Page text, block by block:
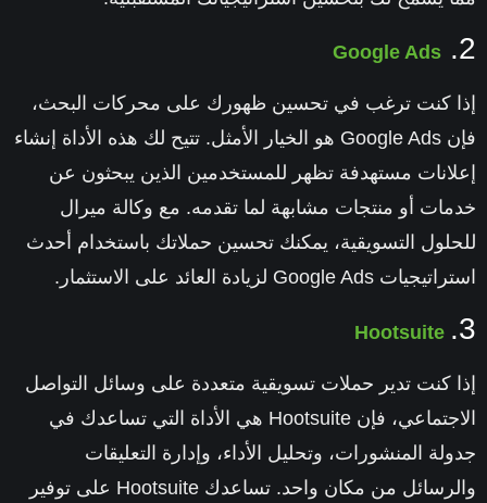
2.
Google Ads
إذا كنت ترغب في تحسين ظهورك على محركات البحث،
فإن Google Ads هو الخيار الأمثل. تتيح لك هذه الأداة إنشاء
إعلانات مستهدفة تظهر للمستخدمين الذين يبحثون عن
خدمات أو منتجات مشابهة لما تقدمه. معوكالة ميرال
للحلول التسويقية، يمكنك تحسين حملاتك باستخدام أحدث
استراتيجيات Google Ads لزيادة العائد على الاستثمار.
3.
Hootsuite
إذا كنت تدير حملات تسويقية متعددة على وسائل التواصل
الاجتماعي، فإن Hootsuite هي الأداة التي تساعدك في
جدولة المنشورات، وتحليل الأداء، وإدارة التعليقات
والرسائل من مكان واحد. تساعدك Hootsuite على توفير